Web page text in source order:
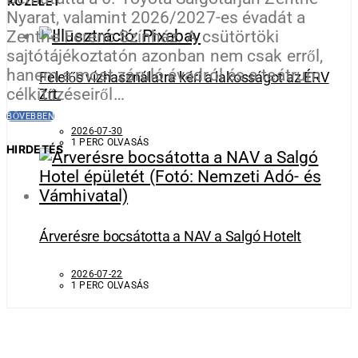
Felelős vízhasználatra kéri a lakosságot az ÉRV
Zrt.
2026-07-30
1 PERC OLVASÁS
Árverésre bocsátotta a NAV a Salgó Hotelt
2026-07-22
1 PERC OLVASÁS
Nyarat, valamint 2026/2027-es évadát a
Zenthe Ferenc Színház. A csütörtöki
sajtótájékoztatón azonban nem csak erről,
hanem a most záruló évadról és a teátrum
célkitűzéseiről…
BŐVEBBEN
HIRDETÉS